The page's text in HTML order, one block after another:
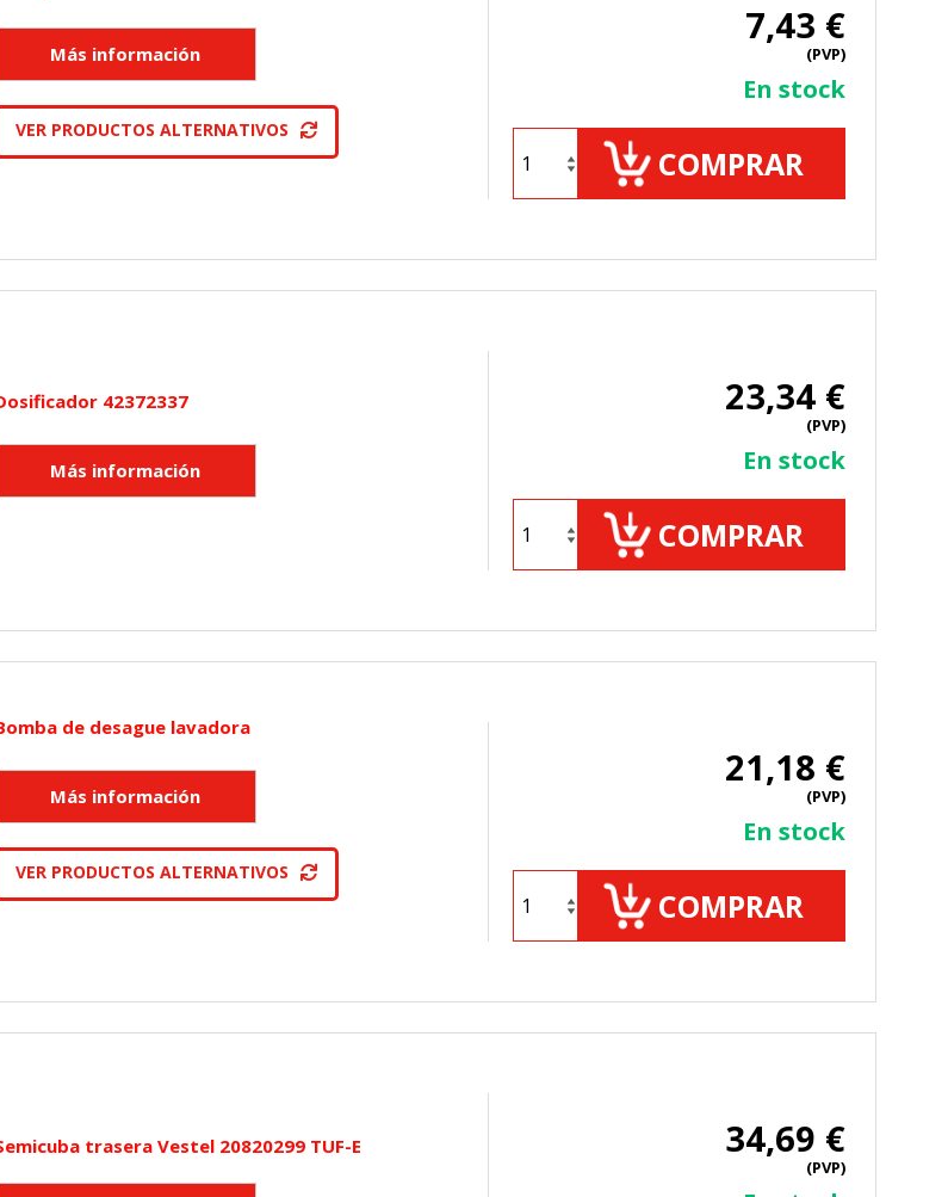
VER PRODUCTOS ALTERNATIVOS
7,43 €
(PVP)
En stock
COMPRAR
42372337 23,34 €
(PVP)
En stock
COMPRAR
de desague lavadora
VER PRODUCTOS ALTERNATIVOS
21,18 €
(PVP)
En stock
COMPRAR
trasera Vestel 20820299 TUF-E 34,69 €
(PVP)
"Configuración de cookies" al pie de la página. También puedes consultar nuestra